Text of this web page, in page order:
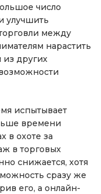
число
улучшить
между
нарастить
других
испытывает
времени
в охоте за
в торговых
снижается, хотя
сразу же
его, а онлайн-